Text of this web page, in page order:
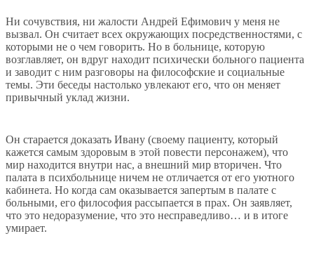
Ни сочувствия, ни жалости Андрей Ефимович у меня не
вызвал. Он считает всех окружающих посредственностями, с
которыми не о чем говорить. Но в больнице, которую
возглавляет, он вдруг находит психически больного пациента
и заводит с ним разговоры на философские и социальные
темы. Эти беседы настолько увлекают его, что он меняет
привычный уклад жизни.
Он старается доказать Ивану (своему пациенту, который
кажется самым здоровым в этой повести персонажем), что
мир находится внутри нас, а внешний мир вторичен. Что
палата в психбольнице ничем не отличается от его уютного
кабинета. Но когда сам оказывается запертым в палате с
больными, его философия рассыпается в прах. Он заявляет,
что это недоразумение, что это несправедливо… и в итоге
умирает.